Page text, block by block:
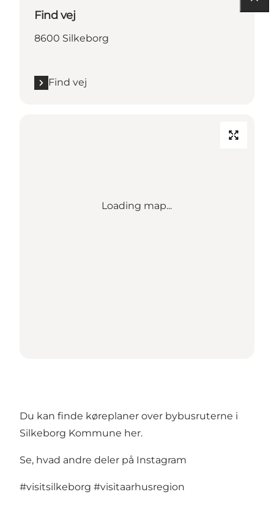
Find vej
8600 Silkeborg
Find vej
Loading map...
Du kan finde køreplaner over bybusruterne i
Silkeborg Kommune her.
Se, hvad andre deler på Instagram
#visitsilkeborg #visitaarhusregion